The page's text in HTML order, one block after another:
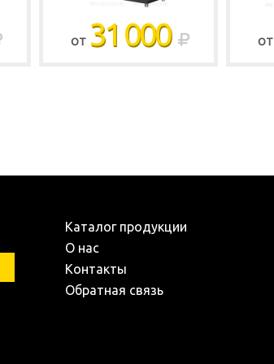
ОТ 31 000 ОТ
Каталог продукции
О нас
Контакты
Обратная связь